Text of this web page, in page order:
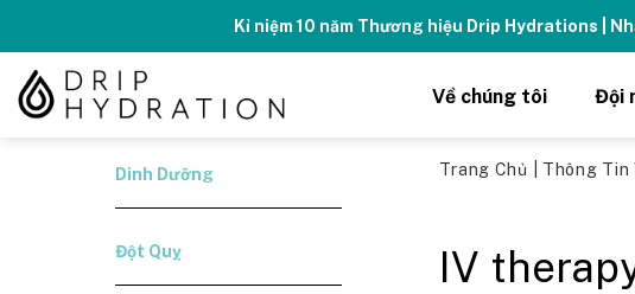
content
Chi tiết ➝
Về chúng tôi Đội
Dinh Dưỡng
Đột Quỵ
Trang Chủ Thông Tin
IV